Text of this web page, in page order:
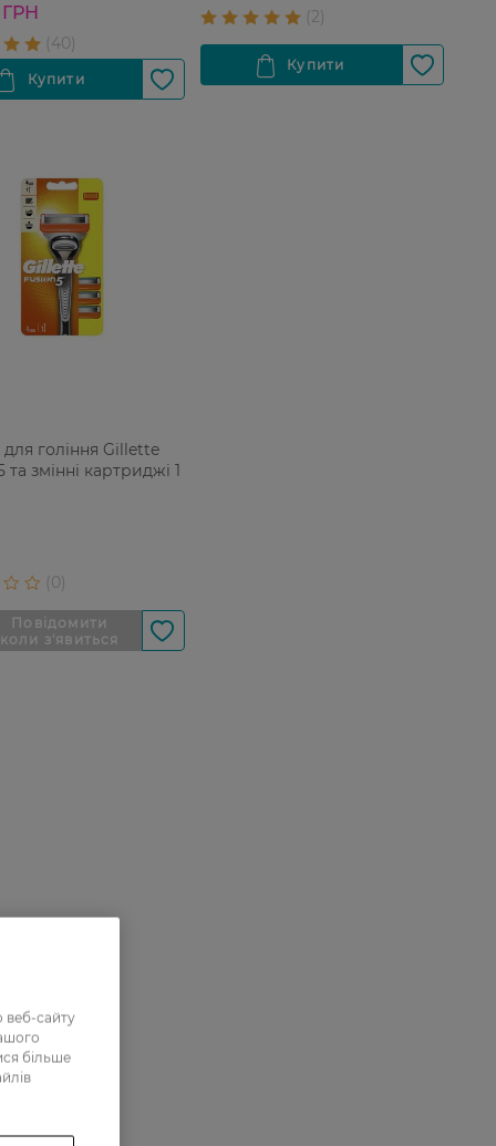
ГРН
гоління Gillette
та змінні картриджі 1
сайту
більше